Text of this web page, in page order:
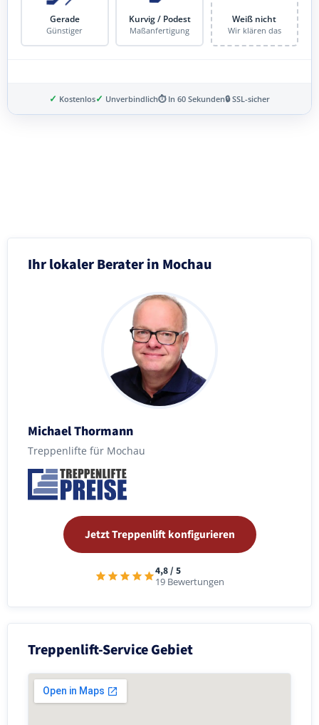
Gerade
Günstiger
Kurvig / Podest
Maßanfertigung
Weiß nicht
Wir klären das
✓ Kostenlos✓ Unverbindlich⏱ In 60 Sekunden🔒 SSL-sicher
Ihr lokaler Berater in Mochau
Michael Thormann
Treppenlifte für Mochau
Jetzt Treppenlift konfigurieren
4,8 / 5
19 Bewertungen
Treppenlift-Service Gebiet